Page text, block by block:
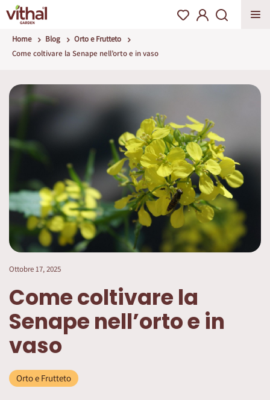
Home Blog
Orto e Frutteto
Come coltivare la Senape nell’orto e in vaso
Ottobre 17, 2025
Come coltivare la
Senape nell’orto e in
vaso
Orto e Frutteto